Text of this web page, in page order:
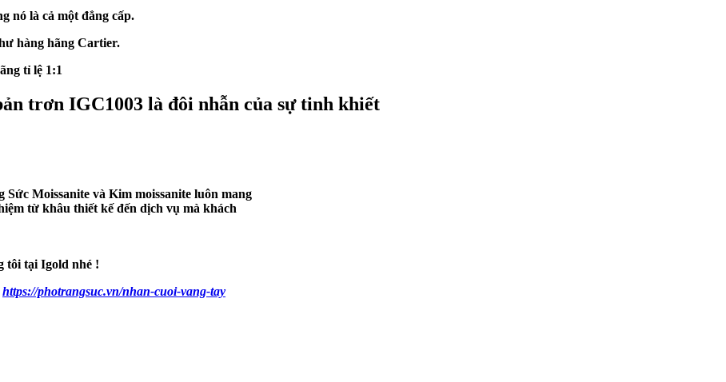
nó là cả một đẳng cấp.
hàng hãng Cartier.
tỉ lệ 1:1
trơn IGC1003 là đôi nhẫn của sự tinh khiết
tôi tại Igold nhé !
https://photrangsuc.vn/nhan-cuoi-vang-tay